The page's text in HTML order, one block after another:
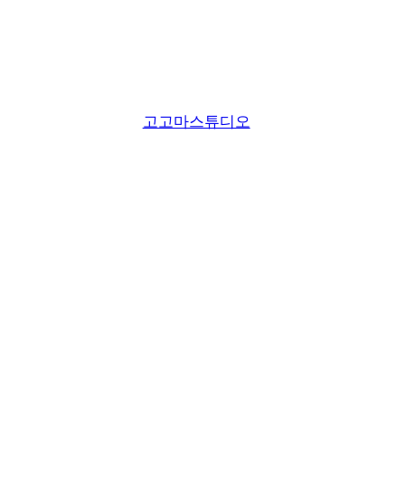
고고마스튜디오